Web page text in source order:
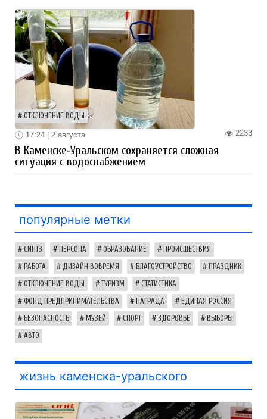
ОТКЛЮЧЕНИЕ ВОДЫ
2233
17:24 | 2 августа
В Каменске‑Уральском сохраняется сложная
ситуация с водоснабжением
популярные метки
СИНТЗ ПЕРСОНА ОБРАЗОВАНИЕ ПРОИСШЕСТВИЯ
РАБОТА ДИЗАЙН ВОВРЕМЯ БЛАГОУСТРОЙСТВО ПРАЗДНИК
ОТКЛЮЧЕНИЕ ВОДЫ ТУРИЗМ СТАТИСТИКА
ФОНД ПРЕДПРИНИМАТЕЛЬСТВА НАГРАДА ЕДИНАЯ РОССИЯ
БЕЗОПАСНОСТЬ МУЗЕЙ СПОРТ ЗДОРОВЬЕ ВЫБОРЫ
АВТО
жизнь каменска-уральского